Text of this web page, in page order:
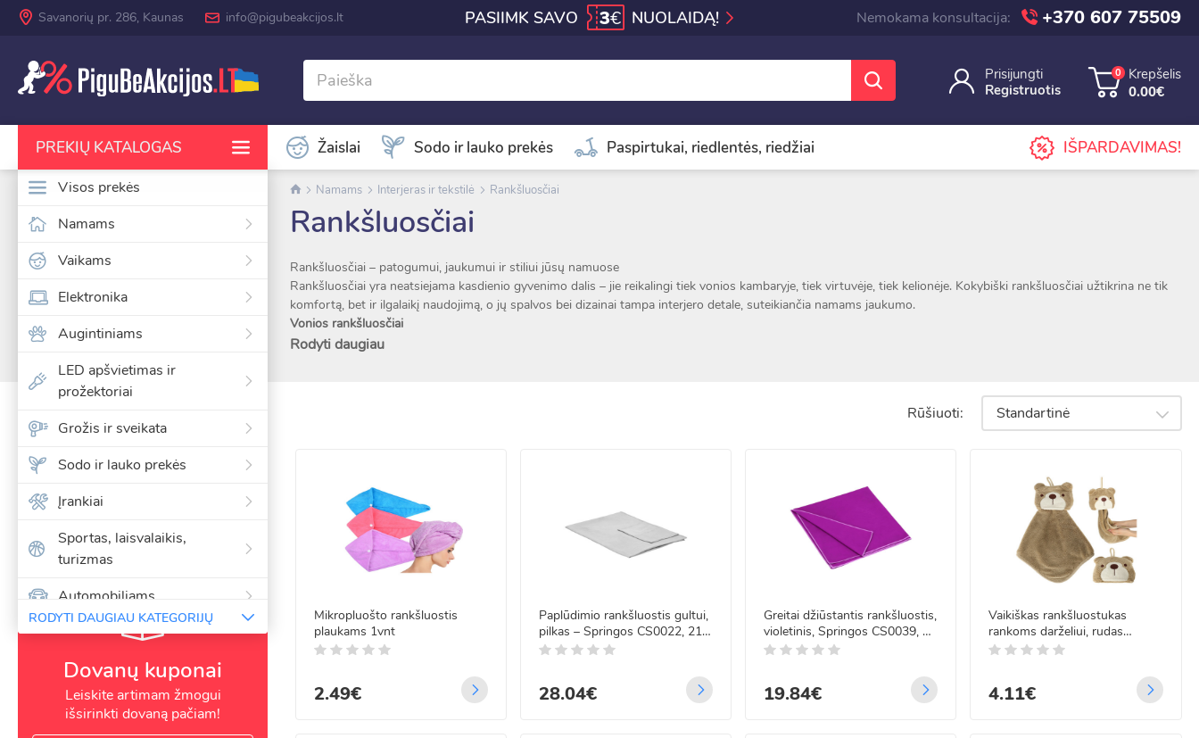
Savanorių pr. 286, Kaunas info@pigubeakcijos.lt PASIIMK SAVO 3€ NUOLAIDĄ! Nemokama konsultacija: +370 607 75509
Prisijungti
Registruotis
0
Krepšelis
0.00€
PREKIŲ KATALOGAS
RODYTI DAUGIAU KATEGORIJŲ
Visos prekės
Namams
Vaikams
Elektronika
Augintiniams
LED apšvietimas ir
prožektoriai
Grožis ir sveikata
Sodo ir lauko prekės
Įrankiai
Sportas, laisvalaikis,
turizmas
Automobiliams
Kalėdinės girliandos ir
Paspirtukai, riedlentės, riedžiai
Šventėms ir vakarėliams,
RODYTI DAUGIAU KATEGORIJŲ
Žaislai Sodo ir lauko prekės Paspirtukai, riedlentės, riedžiai IŠPARDAVIMAS!
Namams Interjeras ir tekstilė Rankšluosčiai
Rankšluosčiai
Rankšluosčiai – patogumui, jaukumui ir stiliui jūsų namuose
Rankšluosčiai yra neatsiejama kasdienio gyvenimo dalis – jie reikalingi tiek vonios kambaryje, tiek virtuvėje, tiek kelionėje. Kokybiški rankšluosčiai užtikrina ne tik
komfortą, bet ir ilgalaikį naudojimą, o jų spalvos bei dizainai tampa interjero detale, suteikiančia namams jaukumo.
Vonios rankšluosčiai
Minkšti ir švelnūs vonios rankšluosčiai suteiks malonią patirtį po dušo ar vonios. Įvairių dydžių rankšluosčiai – nuo mažų veido iki didelių vonios – leis sukurti
Virtuvės rankšluosčiai yra nepakeičiami kiekvienuose namuose. Jie padeda palaikyti švarą, džiovina indus ir yra praktiškas pagalbininkas gaminant maistą. Įvairūs
Ilgaamžiai ir lengvai prižiūrimi gaminiai.
Tinka tiek kasdienai, tiek dovanai.
Rankšluosčiai internetu – tai patogus ir greitas būdas atnaujinti savo namų tekstilę. Nesvarbu, ar ieškote minkštų vonios rankšluosčių, ar praktiškų virtuvės, mūsų
parduotuvėje rasite platų pasirinkimą už prieinamą kainą.
Rodyti daugiau
Dovanų kuponai
Leiskite artimam žmogui
išsirinkti dovaną pačiam!
Rūšiuoti: Standartinė
Mikropluošto rankšluostis
plaukams 1vnt
2.49€
Paplūdimio rankšluostis gultui,
pilkas – Springos CS0022, 210
x 75 cm
28.04€
Greitai džiūstantis rankšluostis,
violetinis, Springos CS0039, 75
x 150 cm
19.84€
Vaikiškas rankšluostukas
rankoms darželiui, rudas
meškiukas 42x25cm
4.11€